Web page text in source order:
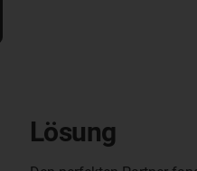
Lösung